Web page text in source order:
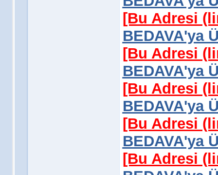
[Bu Adresi
BEDAVA'ya
[Bu Adresi
BEDAVA'ya
[Bu Adresi
BEDAVA'ya
[Bu Adresi
BEDAVA'ya
[Bu Adresi